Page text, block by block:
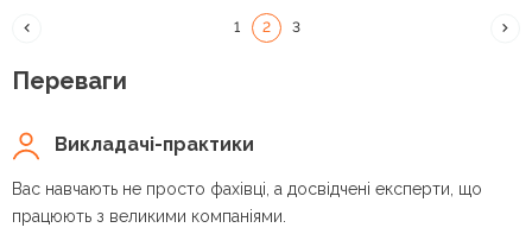
1 2 3
Переваги
Викладачі-практики
Вас навчають не просто фахівці, а досвідчені експерти, що
працюють з великими компаніями.